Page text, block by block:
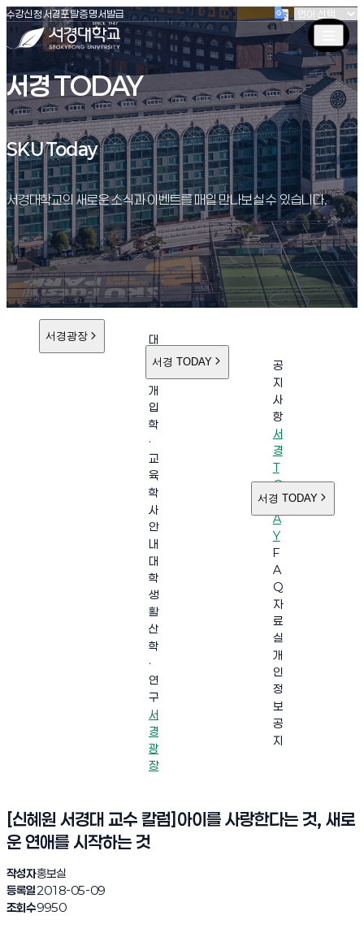
서경대학교
수강신청(새창 열림)
서경포탈(새창 열림)
증명서발급(새창 열림)
서경 TODAY
SKU Today
SKU Today
서경대학교의 새로운 소식과 이벤트를 매일 만나보실 수 있습니다.
서경광장
대
학
개
입
학
·
교
육
학
사
안
내
대
학
생
활
산
학
·
연
구
서
경
광
장
서경 TODAY
공
지
사
항
서
경
T
O
D
A
Y
F
A
Q
자
료
실
개
인
정
보
공
지
서경 TODAY
[신혜원 서경대 교수 칼럼]아이를 사랑한다는 것, 새로
운 연애를 시작하는 것
작성자홍보실
등록일2018-05-09
조회수9950